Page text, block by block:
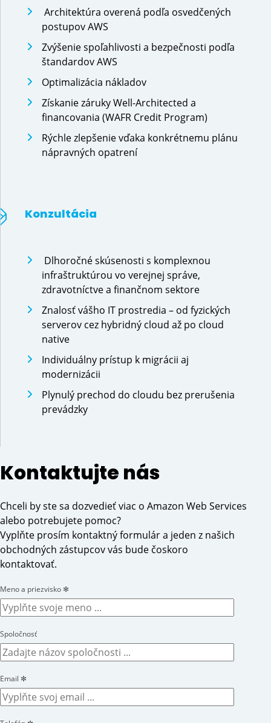
Architektúra overená podľa osvedčených
postupov AWS
Zvýšenie spoľahlivosti a bezpečnosti podľa
štandardov AWS
Optimalizácia nákladov
Získanie záruky Well-Architected a
financovania (WAFR Credit Program)
Rýchle zlepšenie vďaka konkrétnemu plánu
nápravných opatrení
Konzultácia
Dlhoročné skúsenosti s komplexnou
infraštruktúrou vo verejnej správe,
zdravotníctve a finančnom sektore
Znalosť vášho IT prostredia – od fyzických
serverov cez hybridný cloud až po cloud
native
Individuálny prístup k migrácii aj
modernizácii
Plynulý prechod do cloudu bez prerušenia
prevádzky
Kontaktujte nás
Chceli by ste sa dozvedieť viac o Amazon Web Services
alebo potrebujete pomoc?
Vyplňte prosím kontaktný formulár a jeden z našich
obchodných zástupcov vás bude čoskoro
kontaktovať.
Meno a priezvisko ✻
Spoločnosť
Email ✻